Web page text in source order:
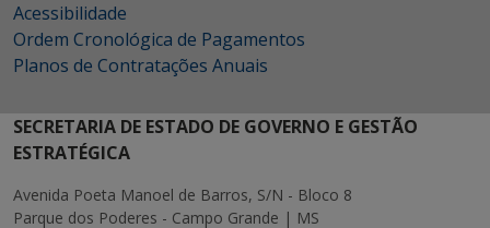
Acessibilidade
Ordem Cronológica de Pagamentos
Planos de Contratações Anuais
SECRETARIA DE ESTADO DE GOVERNO E GESTÃO
ESTRATÉGICA
Avenida Poeta Manoel de Barros, S/N - Bloco 8
Parque dos Poderes - Campo Grande | MS